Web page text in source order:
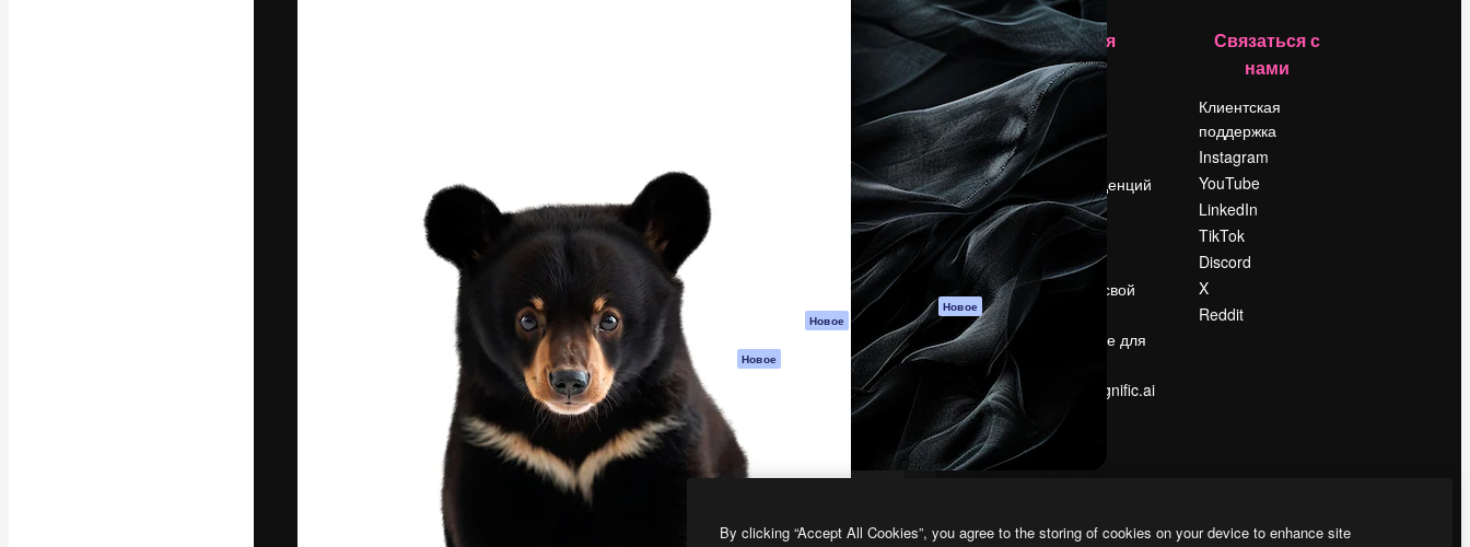
Генератор видео
ИИ
Генератор голоса
на основе ИИ
Новое
Агенты Новое
API
Мобильное
приложение
Все инструменты
Начать
Academy
Документация по
Пакету ИИ
Служба
поддержки
Условия и
положения
Политика
конфиденциальности
Оригиналы Новое
Политика файлов
cookie
Центр доверия
Партнеры
Предприятие
Компания
Цены
О нас
Reviews
Вакансии
Поиск тенденций
Блог
События
Slidesgo
Продайте свой
контент
Помещение для
Ищете magnific.ai
Связаться с
нами
Клиентская
поддержка
Instagram
YouTube
LinkedIn
TikTok
Discord
X
Reddit
By clicking “Accept All Cookies”, you agree to the storing of cookies on your device to enhance site